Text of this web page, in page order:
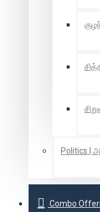
Politics |
Combo